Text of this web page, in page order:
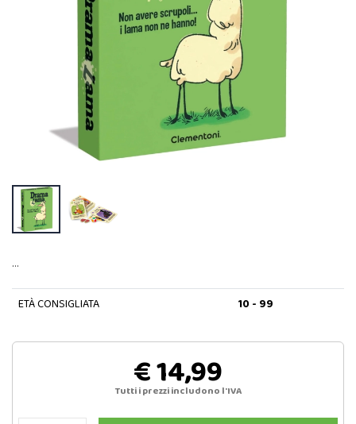
…
ETÀ CONSIGLIATA 10 - 99
€ 14,99
Tutti i prezzi includono l'IVA